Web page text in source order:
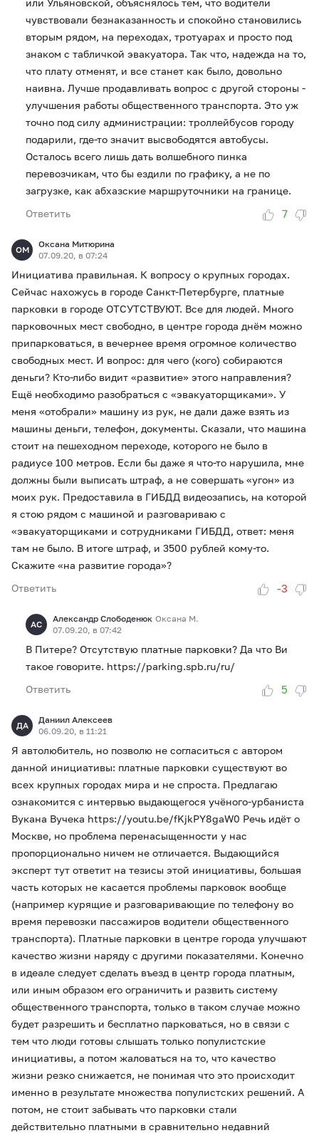
или Ульяновской, объяснялось тем, что водители
чувствовали безнаказанность и спокойно становились
вторым рядом, на переходах, тротуарах и просто под
знаком с табличкой эвакуатора. Так что, надежда на то,
что плату отменят, и все станет как было, довольно
наивна. Лучше продавливать вопрос с другой стороны -
улучшения работы общественного транспорта. Это уж
точно под силу администрации: троллейбусов городу
подарили, где-то значит высвободятся автобусы.
Осталось всего лишь дать волшебного пинка
перевозчикам, что бы ездили по графику, а не по
загрузке, как абхазские маршруточники на границе.
Ответить
7
ОМ
Оксана Митюрина
07.09.20, в 07:24
Инициатива правильная. К вопросу о крупных городах.
Сейчас нахожусь в городе Санкт-Петербурге, платные
парковки в городе ОТСУТСТВУЮТ. Все для людей. Много
парковочных мест свободно, в центре города днём можно
припарковаться, в вечернее время огромное количество
свободных мест. И вопрос: для чего (кого) собираются
деньги? Кто-либо видит «развитие» этого направления?
Ещё необходимо разобраться с «эвакуаторщиками». У
меня «отобрали» машину из рук, не дали даже взять из
машины деньги, телефон, документы. Сказали, что машина
стоит на пешеходном переходе, которого не было в
радиусе 100 метров. Если бы даже я что-то нарушила, мне
должны были выписать штраф, а не совершать «угон» из
моих рук. Предоставила в ГИБДД видеозапись, на которой
я стою рядом с машиной и разговариваю с
«эвакуаторщиками и сотрудниками ГИБДД, ответ: меня
там не было. В итоге штраф, и 3500 рублей кому-то.
Скажите «на развитие города»?
Ответить
-3
АС
Александр Слободенюк Оксана М.
07.09.20, в 07:42
В Питере? Отсутствую платные парковки? Да что Ви
такое говорите. https://parking.spb.ru/ru/
Ответить
5
ДА
Даниил Алексеев
06.09.20, в 11:21
Я автолюбитель, но позволю не согласиться с автором
данной инициативы: платные парковки существуют во
всех крупных городах мира и не спроста. Предлагаю
ознакомится с интервью выдающегося учёного-урбаниста
Вукана Вучека https://youtu.be/fKjkPY8gaW0 Речь идёт о
Москве, но проблема перенасыщенности у нас
пропорционально ничем не отличается. Выдающийся
эксперт тут ответит на тезисы этой инициативы, большая
часть которых не касается проблемы парковок вообще
(например курящие и разговаривающие по телефону во
время перевозки пассажиров водители общественного
транспорта). Платные парковки в центре города улучшают
качество жизни наряду с другими показателями. Конечно
в идеале следует сделать въезд в центр города платным,
или иным образом его ограничить и развить систему
общественного транспорта, только в таком случае можно
будет разрешить и бесплатно парковаться, но в связи с
тем что люди готовы слышать только популистские
инициативы, а потом жаловаться на то, что качество
жизни резко снижается, не понимая что это происходит
именно в результате множества популистских решений. А
потом, не стоит забывать что парковки стали
действительно платными в сравнительно недавний